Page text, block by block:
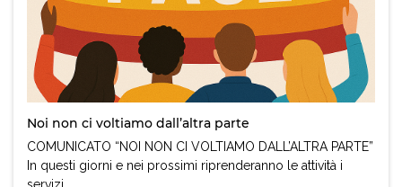
Noi non ci voltiamo dall’altra parte
COMUNICATO “NOI NON CI VOLTIAMO DALL’ALTRA PARTE”
In questi giorni e nei prossimi riprenderanno le attività i